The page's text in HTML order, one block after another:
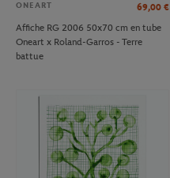
ONEART 69,00 €
Affiche RG 2006 50x70 cm en tube
Oneart x Roland-Garros - Terre
battue